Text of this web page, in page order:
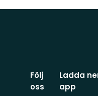
Följ
oss
Ladda
app